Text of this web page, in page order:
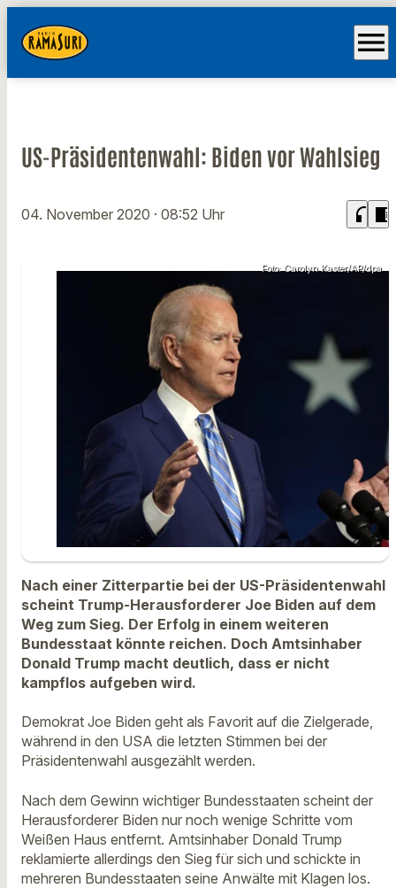
menu
US-Präsidentenwahl: Biden vor Wahlsieg
04. November 2020 · 08:52 Uhr headphones chrome_reader_mode
Foto: Carolyn Kaster/AP/dpa
Nach einer Zitterpartie bei der US-Präsidentenwahl
scheint Trump-Herausforderer Joe Biden auf dem
Weg zum Sieg. Der Erfolg in einem weiteren
Bundesstaat könnte reichen. Doch Amtsinhaber
Donald Trump macht deutlich, dass er nicht
kampflos aufgeben wird.
Demokrat Joe Biden geht als Favorit auf die Zielgerade,
während in den USA die letzten Stimmen bei der
Präsidentenwahl ausgezählt werden.
Nach dem Gewinn wichtiger Bundesstaaten scheint der
Herausforderer Biden nur noch wenige Schritte vom
Weißen Haus entfernt. Amtsinhaber Donald Trump
reklamierte allerdings den Sieg für sich und schickte in
mehreren Bundesstaaten seine Anwälte mit Klagen los.